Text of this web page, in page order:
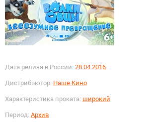
Дата релиза в России: 28.04.2016
Дистрибьютор: Наше Кино
Характеристика проката: широкий
Период: Архив